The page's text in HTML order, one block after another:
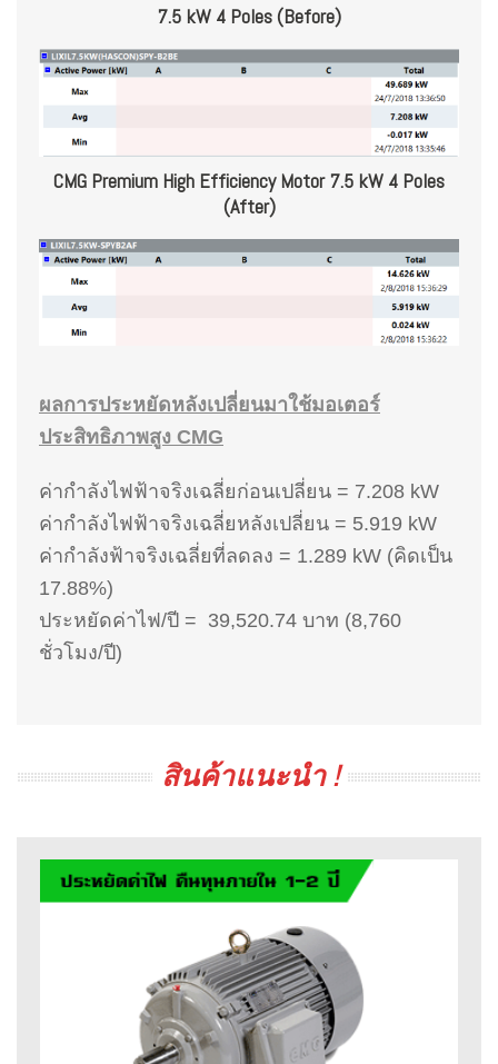
7.5 kW 4 Poles (Before)
CMG Premium High Efficiency Motor 7.5 kW 4 Poles
(After)
ผลการประหยัดหลังเปลี่ยนมาใช้มอเตอร์
ประสิทธิภาพสูง CMG
ค่ากำลังไฟฟ้าจริงเฉลี่ยก่อนเปลี่ยน = 7.208 kW
ค่ากำลังไฟฟ้าจริงเฉลี่ยหลังเปลี่ยน = 5.919 kW
ค่ากำลังฟ้าจริงเฉลี่ยที่ลดลง = 1.289 kW (คิดเป็น
17.88%)
ประหยัดค่าไฟ/ปี = 39,520.74 บาท (8,760
ชั่วโมง/ปี)
สินค้าแนะนำ !